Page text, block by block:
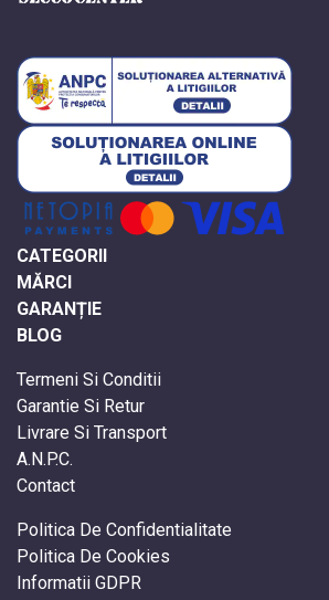
CATEGORII
MĂRCI
GARANȚIE
BLOG
Termeni Si Conditii
Garantie Si Retur
Livrare Si Transport
A.N.P.C.
Contact
Politica De Confidentialitate
Politica De Cookies
Informatii GDPR